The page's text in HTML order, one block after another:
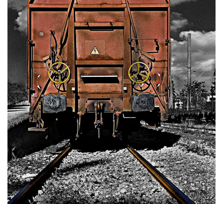
Φωτογραφία
50 x 70 cm